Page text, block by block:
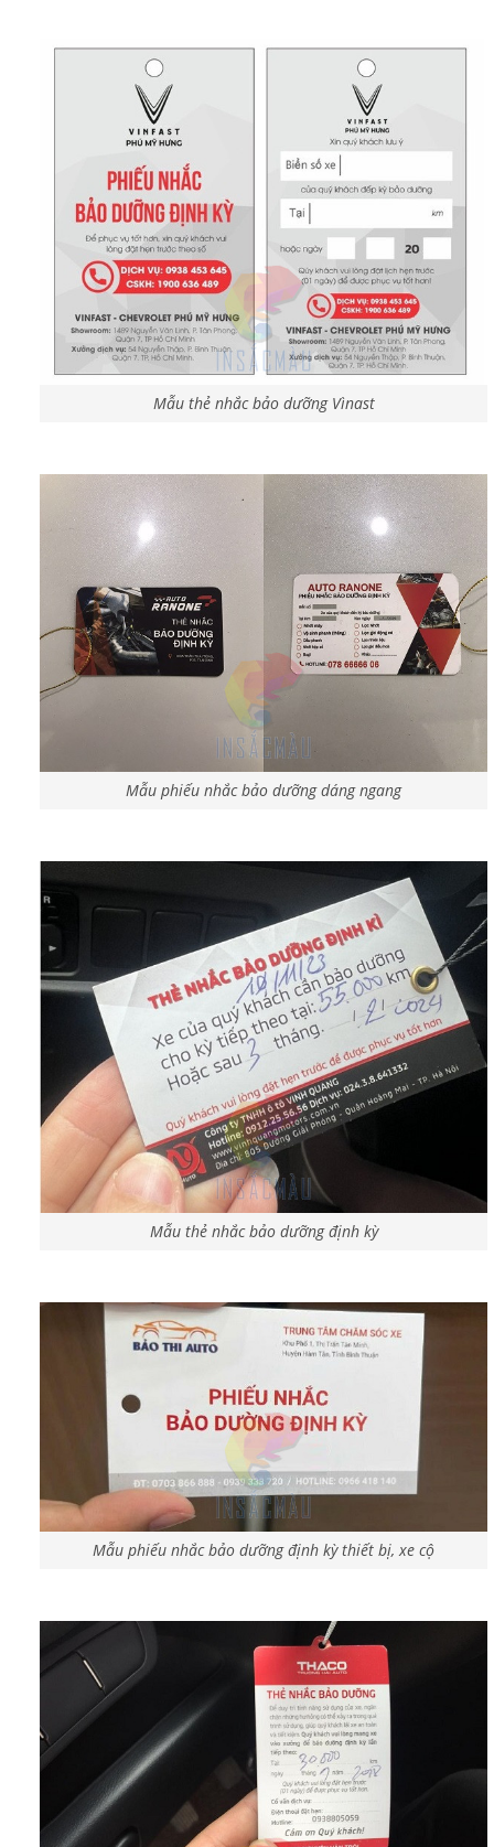
Mẫu thẻ nhắc bảo dưỡng Vìnast
Mẫu phiếu nhắc bảo dưỡng dáng ngang
Mẫu thẻ nhắc bảo dưỡng định kỳ
Mẫu phiếu nhắc bảo dưỡng định kỳ thiết bị, xe cộ